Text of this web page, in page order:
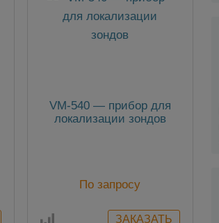
VM-540 — прибор для
локализации зондов
По запросу